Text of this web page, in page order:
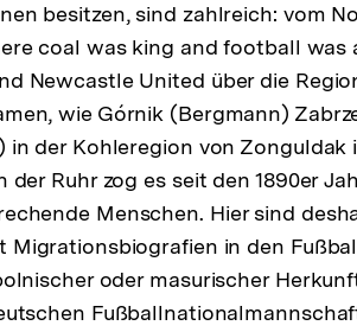
besitzen, sind zahlreich: vom
coal was king and football was
Newcastle United über die
wie Górnik (Bergmann)
in der Kohleregion von Zonguldak
der Ruhr zog es seit den 1890er
Menschen. Hier sind
Migrationsbiografien in den
oder masurischer